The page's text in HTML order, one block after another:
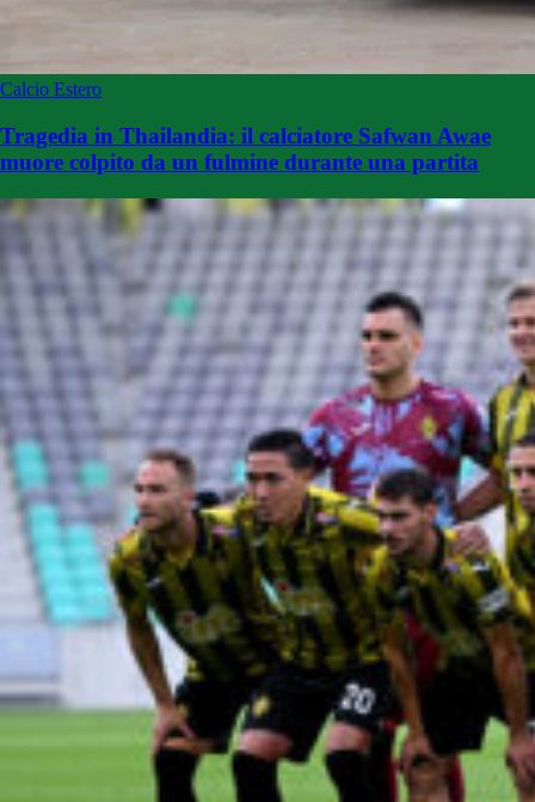
Calcio Estero
Tragedia in Thailandia: il calciatore Safwan Awae
muore colpito da un fulmine durante una partita